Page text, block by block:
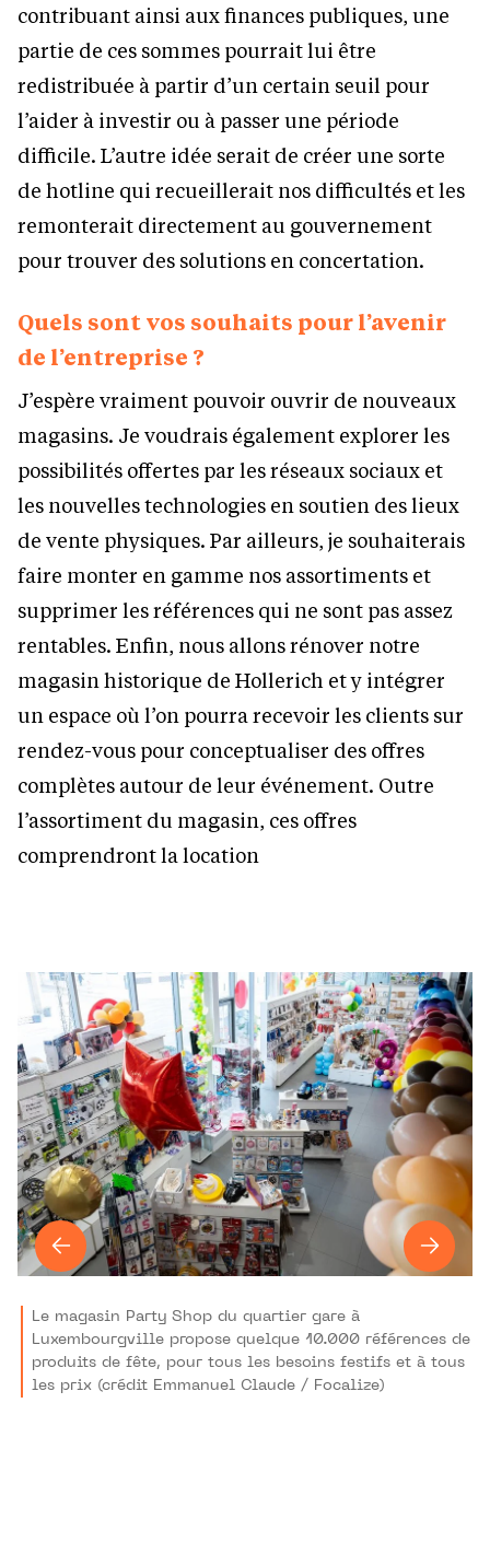
contribuant ainsi aux finances publiques, une
partie de ces sommes pourrait lui être
redistribuée à partir d’un certain seuil pour
l’aider à investir ou à passer une période
difficile. L’autre idée serait de créer une sorte
de hotline qui recueillerait nos difficultés et les
remonterait directement au gouvernement
pour trouver des solutions en concertation.
Quels sont vos souhaits pour l’avenir
de l’entreprise ?
J’espère vraiment pouvoir ouvrir de nouveaux
magasins. Je voudrais également explorer les
possibilités offertes par les réseaux sociaux et
les nouvelles technologies en soutien des lieux
de vente physiques. Par ailleurs, je souhaiterais
faire monter en gamme nos assortiments et
supprimer les références qui ne sont pas assez
rentables. Enfin, nous allons rénover notre
magasin historique de Hollerich et y intégrer
un espace où l’on pourra recevoir les clients sur
rendez-vous pour conceptualiser des offres
complètes autour de leur événement. Outre
l’assortiment du magasin, ces offres
comprendront la location
Le magasin Party Shop du quartier gare à
Luxembourgville propose quelque 10.000 références de
produits de fête, pour tous les besoins festifs et à tous
les prix (crédit Emmanuel Claude / Focalize)